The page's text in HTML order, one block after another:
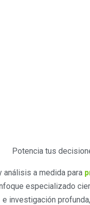
Potencia tus
a medida para
especializado
e investigación